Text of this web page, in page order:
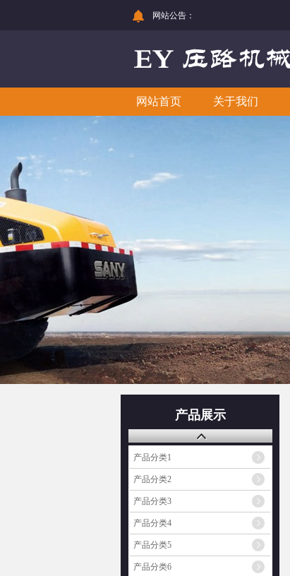
网站公告：
网站首页 关于我们
产品展示
产品分类1
产品分类2
产品分类3
产品分类4
产品分类5
产品分类6